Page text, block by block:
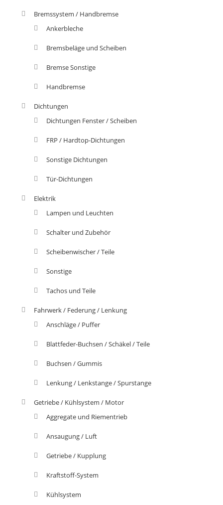
Bremssystem / Handbremse
Ankerbleche
Bremsbeläge und Scheiben
Bremse Sonstige
Handbremse
Dichtungen
Dichtungen Fenster / Scheiben
FRP / Hardtop-Dichtungen
Sonstige Dichtungen
Tür-Dichtungen
Elektrik
Lampen und Leuchten
Schalter und Zubehör
Scheibenwischer / Teile
Sonstige
Tachos und Teile
Fahrwerk / Federung / Lenkung
Anschläge / Puffer
Blattfeder-Buchsen / Schäkel / Teile
Buchsen / Gummis
Lenkung / Lenkstange / Spurstange
Getriebe / Kühlsystem / Motor
Aggregate und Riementrieb
Ansaugung / Luft
Getriebe / Kupplung
Kraftstoff-System
Kühlsystem